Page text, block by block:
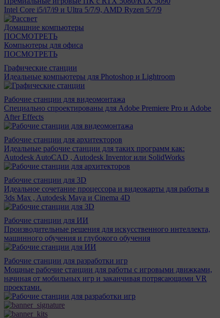
Intel Core i5/i7/i9 и Ultra 5/7/9, AMD Ryzen 5/7/9
Домашние компьютеры
ПОСМОТРЕТЬ
Компьютеры для офиса
ПОСМОТРЕТЬ
Графические станции
Идеальные компьютеры для Photoshop и Lightroom
Рабочие станции для видеомонтажа
Специально спроектированы для Adobe Premiere Pro и Adobe
After Effects
Рабочие станции для архитекторов
Идеальные рабочие станции для таких программ как:
Autodesk AutoCAD , Autodesk Inventor или SolidWorks
Рабочие станции для 3D
Идеальное сочетание процессора и видеокарты для работы в
3ds Max , Autodesk Maya и Cinema 4D
Рабочие станции для ИИ
Производительные решения для искусственного интеллекта,
машинного обучения и глубокого обучения
Рабочие станции для разработки игр
Мощные рабочие станции для работы с игровыми движками,
начиная от мобильных игр и заканчивая потрясающими VR
проектами.